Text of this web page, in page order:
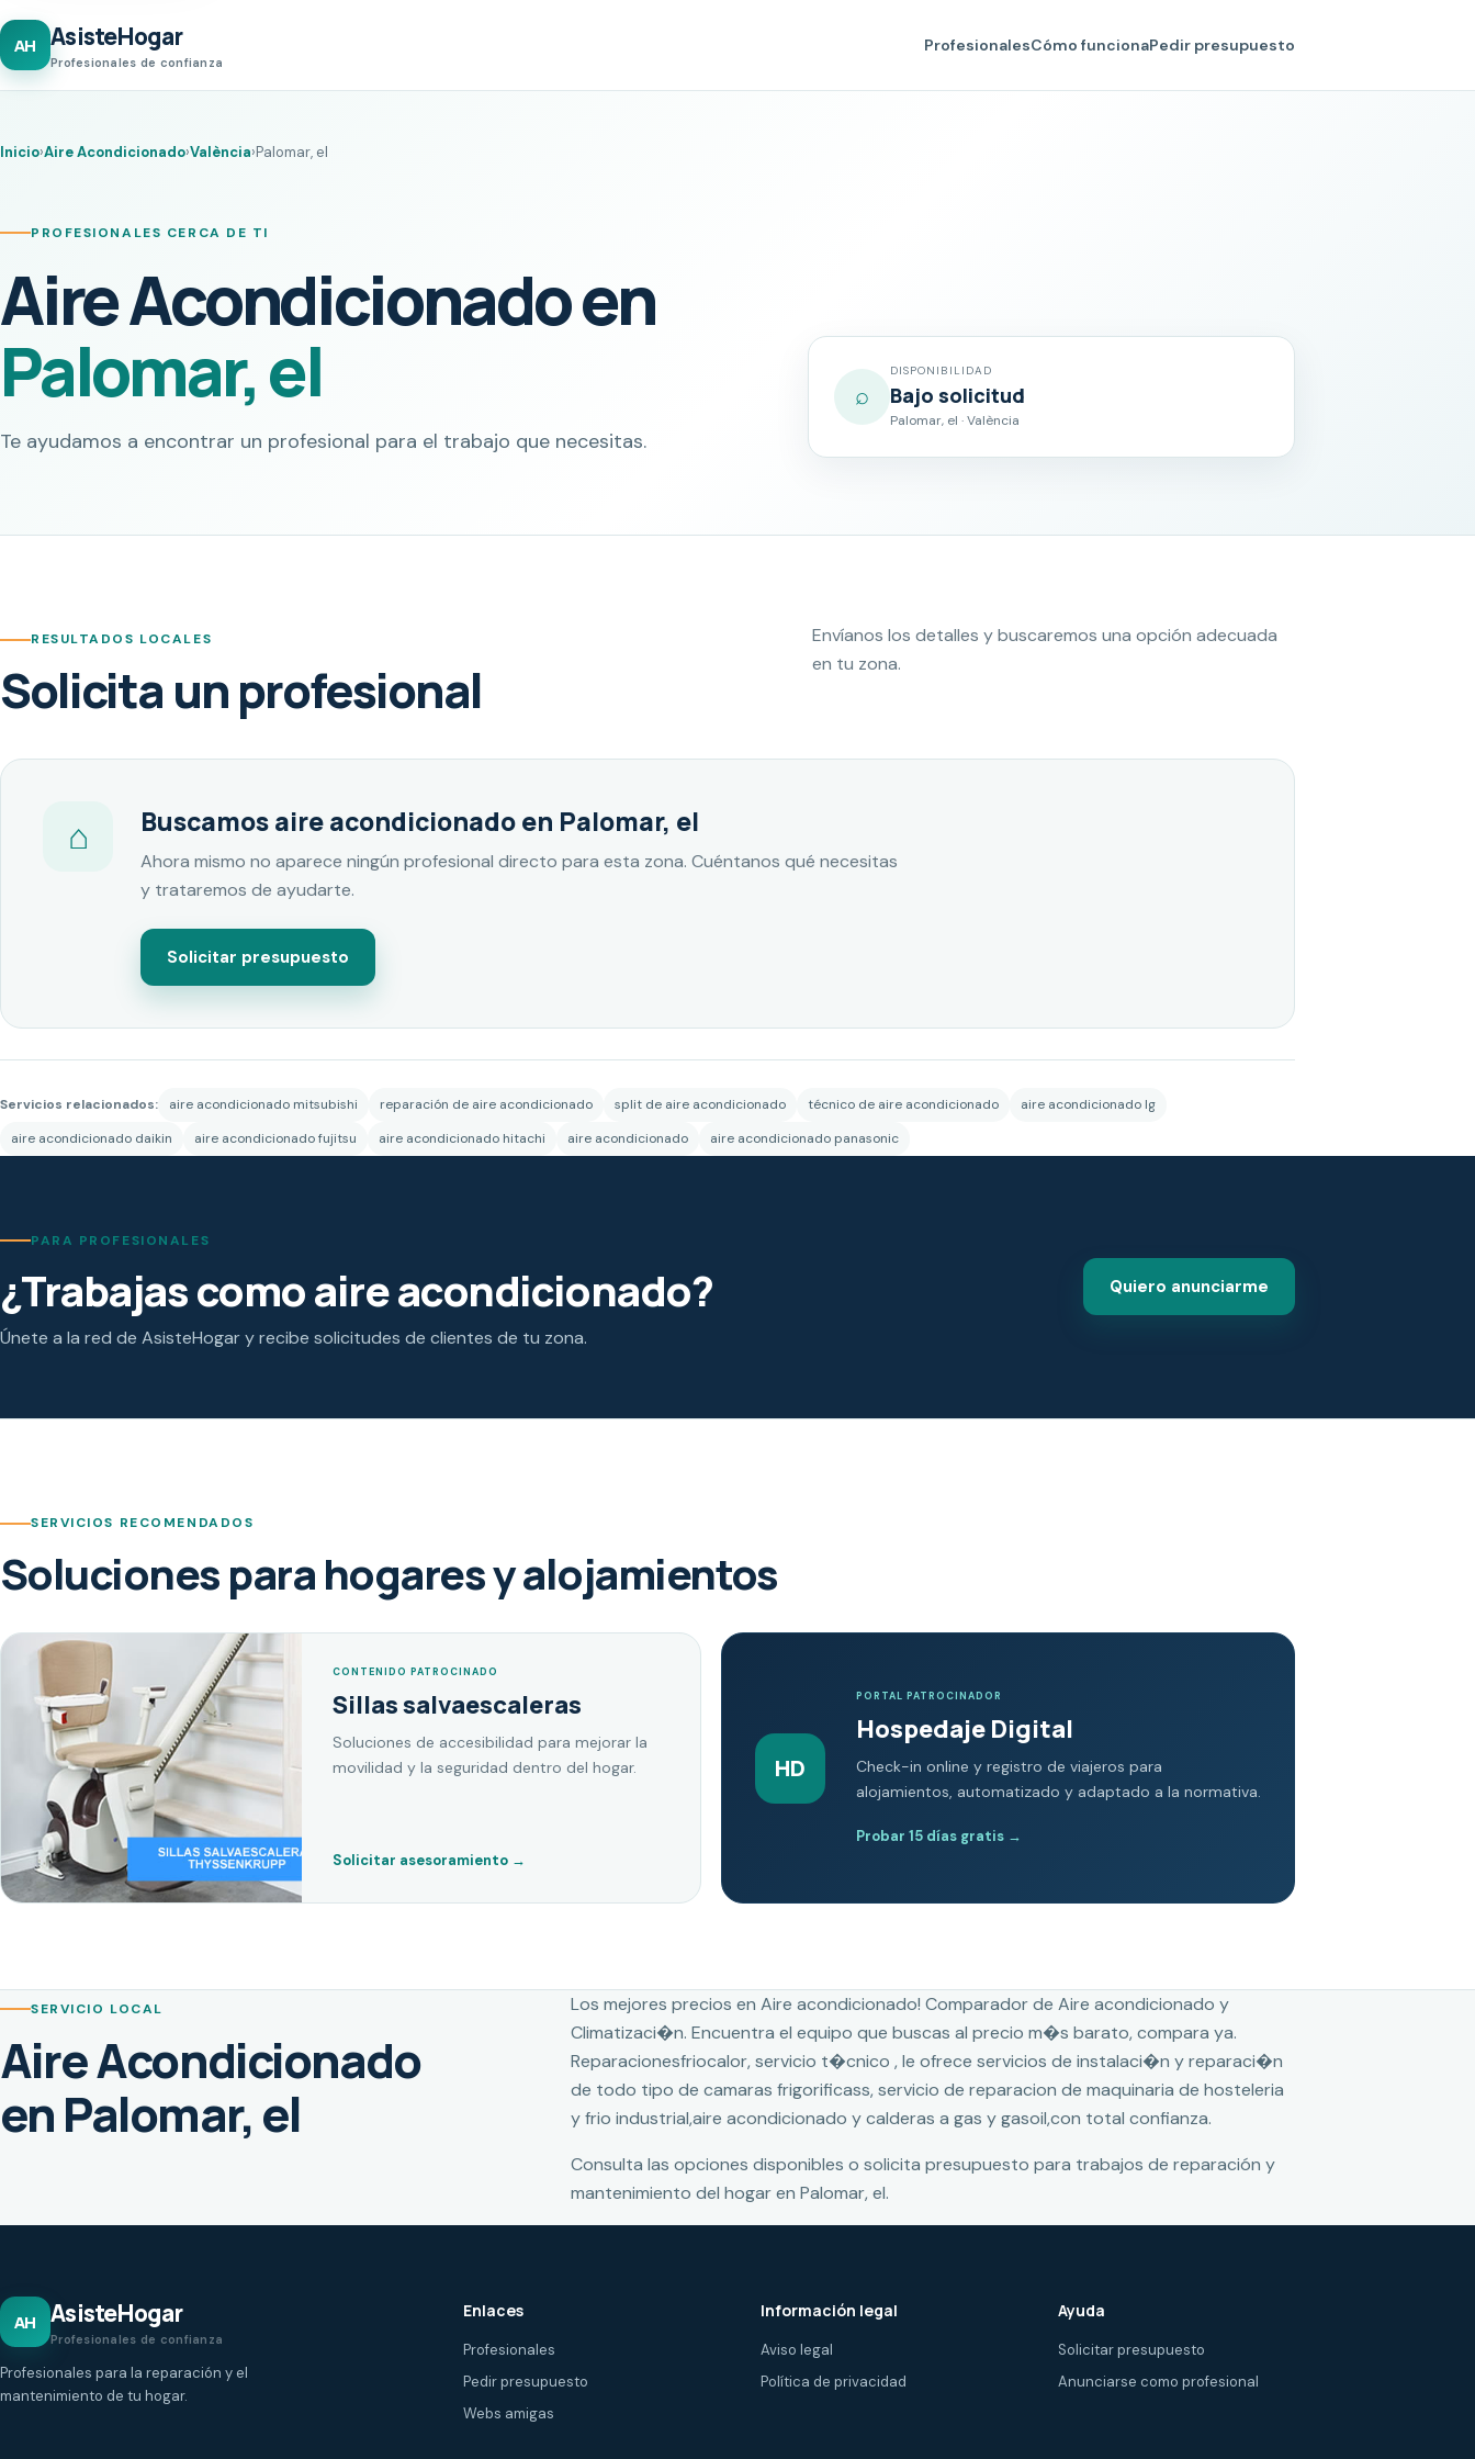
AH AsisteHogar
Profesionales de confianza
ProfesionalesCómo funcionaPedir presupuesto
Inicio›Aire Acondicionado›València›Palomar, el
PROFESIONALES CERCA DE TI
Aire Acondicionado en
Palomar, el
Te ayudamos a encontrar un profesional para el trabajo que necesitas.
⌕
DISPONIBILIDAD
Bajo solicitud
Palomar, el · València
RESULTADOS LOCALES
Solicita un profesional
Envíanos los detalles y buscaremos una opción adecuada
en tu zona.
⌂ Buscamos aire acondicionado en Palomar, el
Ahora mismo no aparece ningún profesional directo para esta zona. Cuéntanos qué necesitas
y trataremos de ayudarte.
Solicitar presupuesto
Servicios relacionados: aire acondicionado mitsubishi reparación de aire acondicionado split de aire acondicionado técnico de aire acondicionado
aire acondicionado lg
aire acondicionado daikin
aire acondicionado fujitsu aire acondicionado hitachi aire acondicionado aire acondicionado panasonic
PARA PROFESIONALES
¿Trabajas como aire acondicionado?
Únete a la red de AsisteHogar y recibe solicitudes de clientes de tu zona.
Quiero anunciarme
SERVICIOS RECOMENDADOS
Soluciones para hogares y alojamientos
CONTENIDO PATROCINADO
Sillas salvaescaleras
Soluciones de accesibilidad para mejorar la
movilidad y la seguridad dentro del hogar.
Solicitar asesoramiento →
HD
PORTAL PATROCINADOR
Hospedaje Digital
Check-in online y registro de viajeros para
alojamientos, automatizado y adaptado a la normativa.
Probar 15 días gratis →
SERVICIO LOCAL
Aire Acondicionado
en Palomar, el
Los mejores precios en Aire acondicionado! Comparador de Aire acondicionado y
Climatizaci�n. Encuentra el equipo que buscas al precio m�s barato, compara ya.
Reparacionesfriocalor, servicio t�cnico , le ofrece servicios de instalaci�n y reparaci�n
de todo tipo de camaras frigorificass, servicio de reparacion de maquinaria de hosteleria
y frio industrial,aire acondicionado y calderas a gas y gasoil,con total confianza.
Consulta las opciones disponibles o solicita presupuesto para trabajos de reparación y
mantenimiento del hogar en Palomar, el.
AH AsisteHogar
Profesionales de confianza
Profesionales para la reparación y el
mantenimiento de tu hogar.
Enlaces
Profesionales
Pedir presupuesto
Webs amigas
Información legal
Aviso legal
Política de privacidad
Ayuda
Solicitar presupuesto
Anunciarse como profesional